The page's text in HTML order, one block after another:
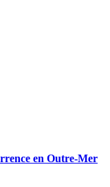
en Outre-Mer